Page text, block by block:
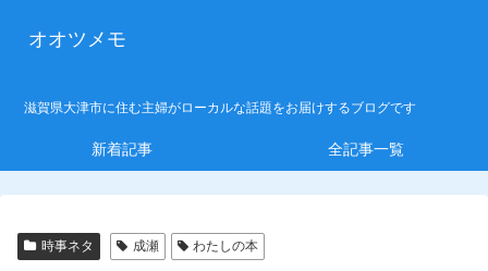
オオツメモ
滋賀県大津市に住む主婦がローカルな話題をお届けするブログです
新着記事 全記事一覧
時事ネタ 成瀬 わたしの本